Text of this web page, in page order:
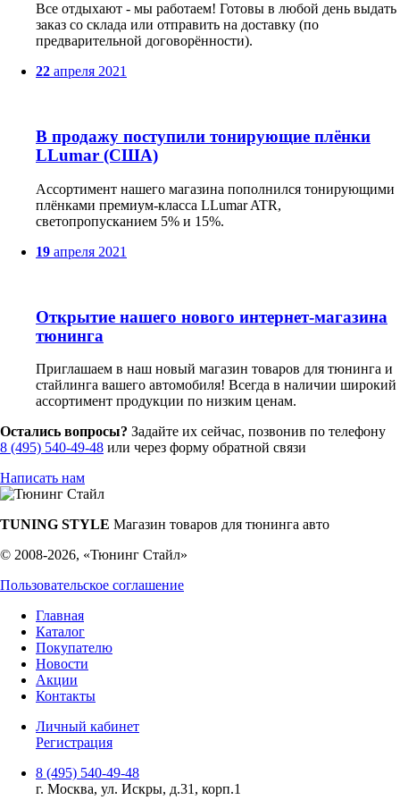
Все отдыхают - мы работаем! Готовы в любой день выдать
заказ со склада или отправить на доставку (по
предварительной договорённости).
22 апреля 2021
В продажу поступили тонирующие плёнки
LLumar (США)
Ассортимент нашего магазина пополнился тонирующими
плёнками премиум-класса LLumar ATR,
светопропусканием 5% и 15%.
19 апреля 2021
Открытие нашего нового интернет-магазина
тюнинга
Приглашаем в наш новый магазин товаров для тюнинга и
стайлинга вашего автомобиля! Всегда в наличии широкий
ассортимент продукции по низким ценам.
Остались вопросы? Задайте их сейчас, позвонив по телефону
8 (495) 540-49-48 или через форму обратной связи
Написать нам
TUNING STYLE Магазин товаров для тюнинга авто
© 2008-2026, «Тюнинг Стайл»
Пользовательское соглашение
Главная
Каталог
Покупателю
Новости
Акции
Контакты
Личный кабинет
Регистрация
8 (495) 540-49-48
г. Москва, ул. Искры, д.31, корп.1